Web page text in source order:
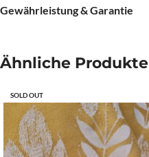
Gewährleistung & Garantie
Ähnliche Produkte
SOLD OUT